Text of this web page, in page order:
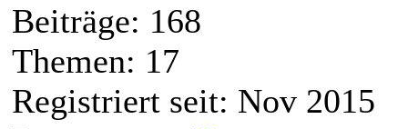
Beiträge: 168
Themen: 17
Registriert seit: Nov 2015